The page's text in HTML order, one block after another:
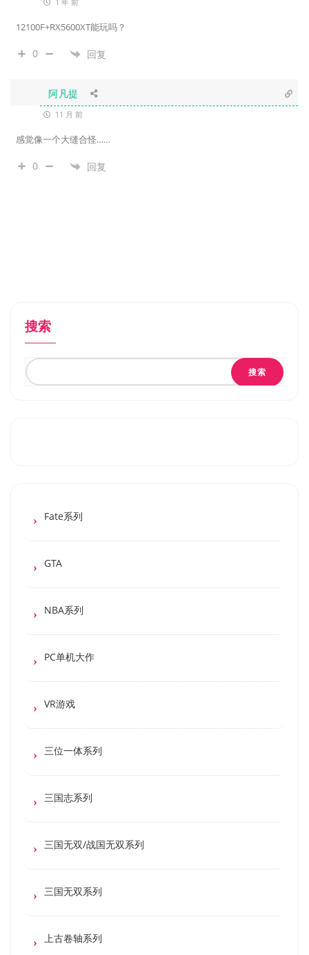
12100F+RX5600XT能玩吗？
0 回复
阿凡提
11 月 前
感觉像一个大缝合怪……
0 回复
搜索
搜索
Fate系列
GTA
NBA系列
PC单机大作
VR游戏
三位一体系列
三国志系列
三国无双/战国无双系列
三国无双系列
上古卷轴系列